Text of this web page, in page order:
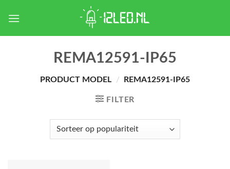
REMA12591-IP65
PRODUCT MODEL / REMA12591-IP65
FILTER